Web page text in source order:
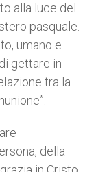
alla luce del
pasquale.
umano e
gettare in
tra la
della